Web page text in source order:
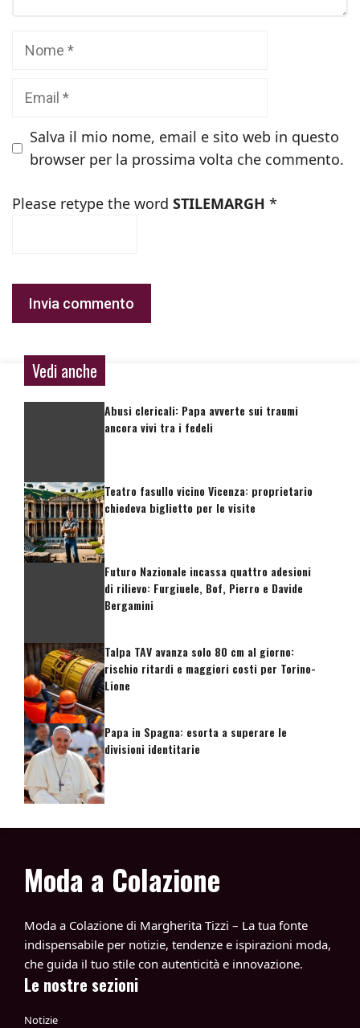
Salva il mio nome, email e sito web in questo
browser per la prossima volta che commento.
Please retype the word STILEMARGH *
Vedi anche
Abusi clericali: Papa avverte sui traumi
ancora vivi tra i fedeli
Teatro fasullo vicino Vicenza: proprietario
chiedeva biglietto per le visite
Futuro Nazionale incassa quattro adesioni
di rilievo: Furgiuele, Bof, Pierro e Davide
Bergamini
Talpa TAV avanza solo 80 cm al giorno:
rischio ritardi e maggiori costi per Torino-
Lione
Papa in Spagna: esorta a superare le
divisioni identitarie
Moda a Colazione
Moda a Colazione di Margherita Tizzi – La tua fonte
indispensabile per notizie, tendenze e ispirazioni moda,
che guida il tuo stile con autenticità e innovazione.
Le nostre sezioni
Notizie